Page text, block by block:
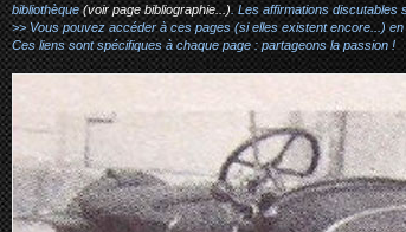
bibliothèque(voir page bibliographie...). Les affirmations discutables
>> Vous pouvez accéder à ces pages (si elles existent encore...)
Ces liens sont spécifiques à chaque page : partageons la passion !